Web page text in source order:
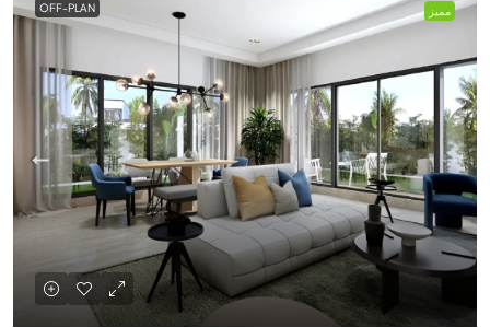
مميز OFF-PLAN